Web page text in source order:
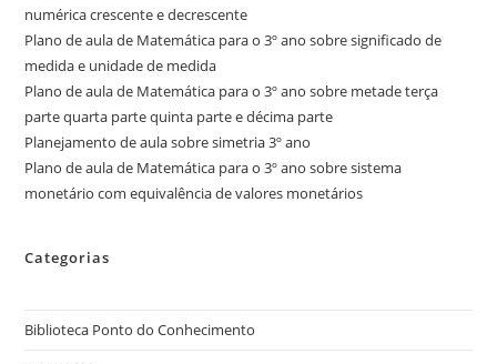
numérica crescente e decrescente
Plano de aula de Matemática para o 3º ano sobre significado de
medida e unidade de medida
Plano de aula de Matemática para o 3º ano sobre metade terça
parte quarta parte quinta parte e décima parte
Planejamento de aula sobre simetria 3º ano
Plano de aula de Matemática para o 3º ano sobre sistema
monetário com equivalência de valores monetários
Categorias
Biblioteca Ponto do Conhecimento